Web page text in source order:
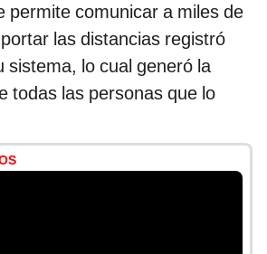
permite comunicar a miles de
las distancias registró
sistema, lo cual generó la
todas las personas que lo